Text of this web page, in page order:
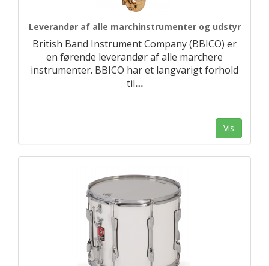
Leverandør af alle marchinstrumenter og udstyr
British Band Instrument Company (BBICO) er
en førende leverandør af alle marchere
instrumenter. BBICO har et langvarigt forhold
til…
Vis